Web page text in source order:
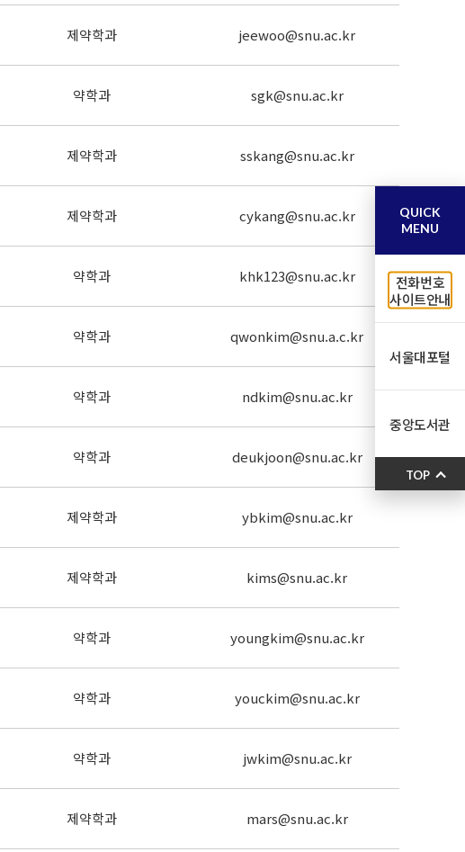
제약학과 jeewoo@snu.ac.kr
약학과 sgk@snu.ac.kr
제약학과 sskang@snu.ac.kr
제약학과 cykang@snu.ac.kr
약학과 khk123@snu.ac.kr
약학과 qwonkim@snu.a.c.kr
약학과 ndkim@snu.ac.kr
약학과 deukjoon@snu.ac.kr
제약학과 ybkim@snu.ac.kr
제약학과 kims@snu.ac.kr
약학과 youngkim@snu.ac.kr
약학과 youckim@snu.ac.kr
약학과 jwkim@snu.ac.kr
제약학과 mars@snu.ac.kr
QUICK
MENU
전화번호
사이트안내
서울대포털
중앙도서관
TOP